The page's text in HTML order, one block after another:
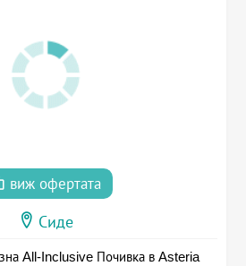
виж офертата
Сиде
All-Inclusive Почивка в Asteria